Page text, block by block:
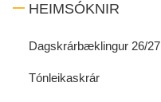
HEIMSÓKNIR
Dagskrárbæklingur 26/27
Tónleikaskrár